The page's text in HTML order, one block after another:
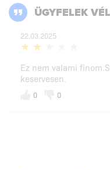
ÜGYFELEK
22.03.2025
Ez nem valami
keservesen.
0 0